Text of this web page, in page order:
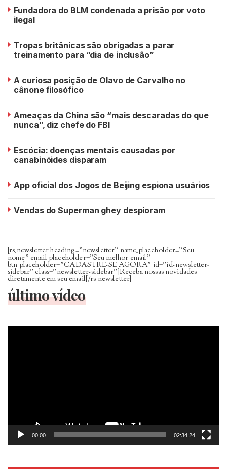
Fundadora do BLM condenada a prisão por voto
ilegal
Tropas britânicas são obrigadas a parar
treinamento para “dia de inclusão”
A curiosa posição de Olavo de Carvalho no
cânone filosófico
Ameaças da China são “mais descaradas do que
nunca”, diz chefe do FBI
Escócia: doenças mentais causadas por
canabinóides disparam
App oficial dos Jogos de Beijing espiona usuários
Vendas do Superman ghey despioram
[rs_newsletter heading=”newsletter” name_placeholder=”Seu
nome” email_placeholder=”Seu melhor email”
btn_placeholder=”CADASTRE-SE AGORA” id=”id-newsletter-
sidebar” class=”newsletter-sidebar”]Receba nossas novidades
diretamente em seu email[/rs_newsletter]
último vídeo
Tocador
00:00 02:34:24